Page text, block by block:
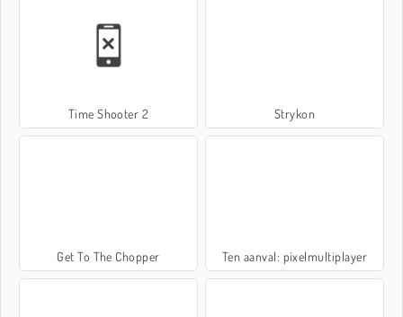
Time Shooter 2 Strykon
Get To The Chopper Ten aanval: pixelmultiplayer